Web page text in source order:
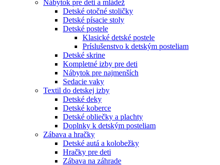
Nábytok pre deti a mládež
Detské otočné stoličky
Detské písacie stoly
Detské postele
Klasické detské postele
Príslušenstvo k detským posteliam
Detské skrine
Kompletné izby pre deti
Nábytok pre najmenších
Sedacie vaky
Textil do detskej izby
Detské deky
Detské koberce
Detské obliečky a plachty
Doplnky k detským posteliam
Zábava a hračky
Detské autá a kolobežky
Hračky pre deti
Zábava na záhrade